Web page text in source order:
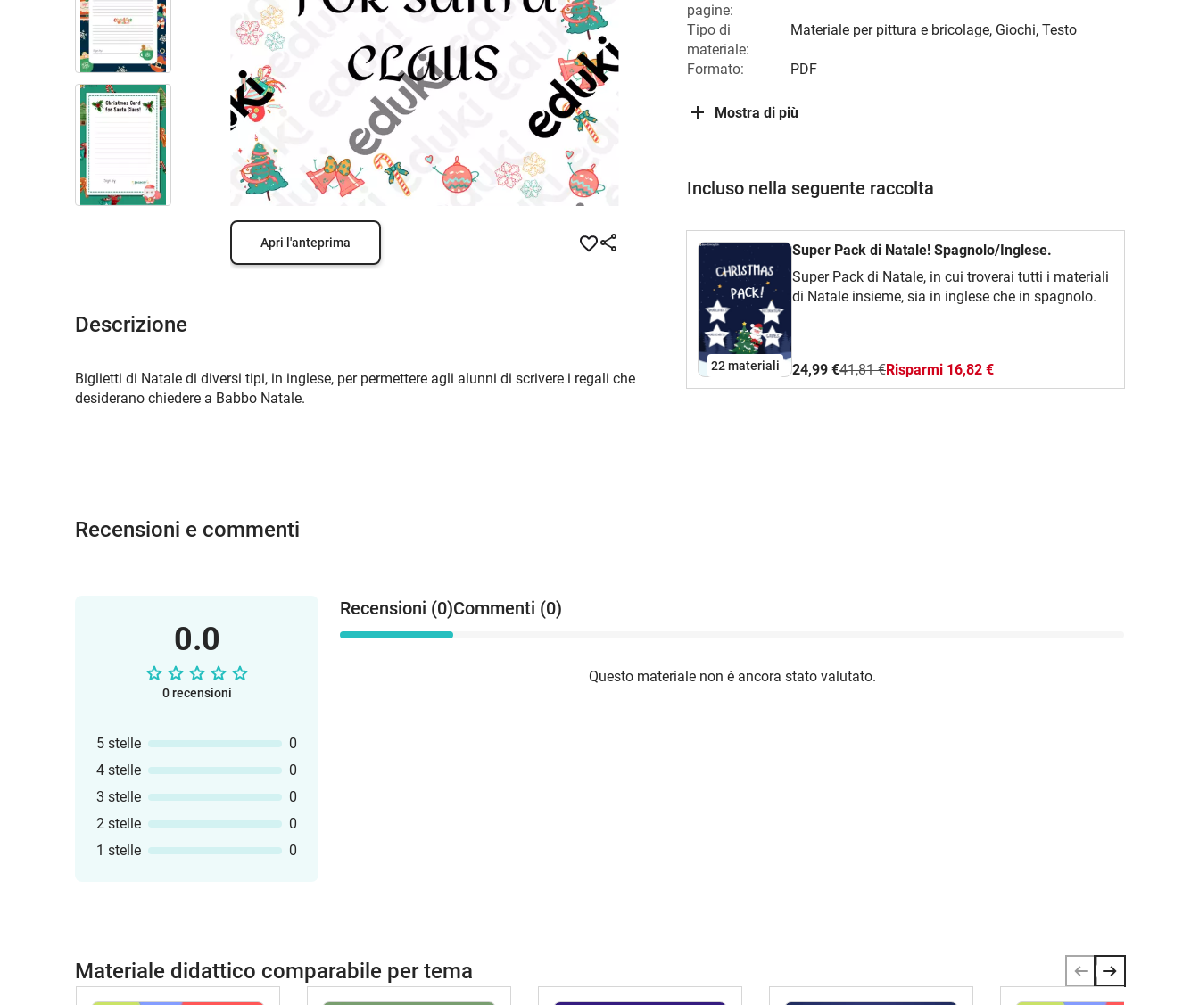
Apri l'anteprima
Descrizione
Biglietti di Natale di diversi tipi, in inglese, per permettere agli alunni di scrivere i regali che
desiderano chiedere a Babbo Natale.
pagine:
Tipo di
materiale:
Materiale per pittura e bricolage, Giochi, Testo
Formato: PDF
Mostra di più
Incluso nella seguente raccolta
22 materiali
Super Pack di Natale! Spagnolo/Inglese.
Super Pack di Natale, in cui troverai tutti i materiali
di Natale insieme, sia in inglese che in spagnolo.
24,99 €41,81 €Risparmi 16,82 €
Recensioni e commenti
0.0
0 recensioni
5 stelle
0
4 stelle
0
3 stelle
0
2 stelle
0
1 stelle
0
Recensioni (0)Commenti (0)
Questo materiale non è ancora stato valutato.
Materiale didattico comparabile per tema